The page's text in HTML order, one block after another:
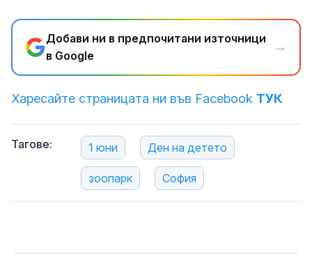
Добави ни в предпочитани източници
в Google
→
Харесайте страницата ни във Facebook ТУК
Тагове: 1 юни Ден на детето
зоопарк София